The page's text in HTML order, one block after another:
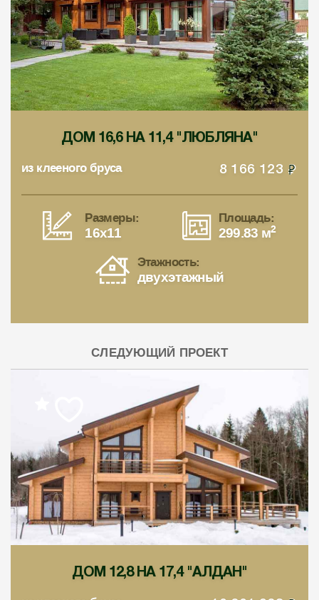
ДОМ 16,6 НА 11,4 "ЛЮБЛЯНА"
из клееного бруса 8 166 123
Размеры:
16x11
Площадь:
299.83 м2
Этажность:
двухэтажный
СЛЕДУЮЩИЙ ПРОЕКТ
ДОМ 12,8 НА 17,4 "АЛДАН"